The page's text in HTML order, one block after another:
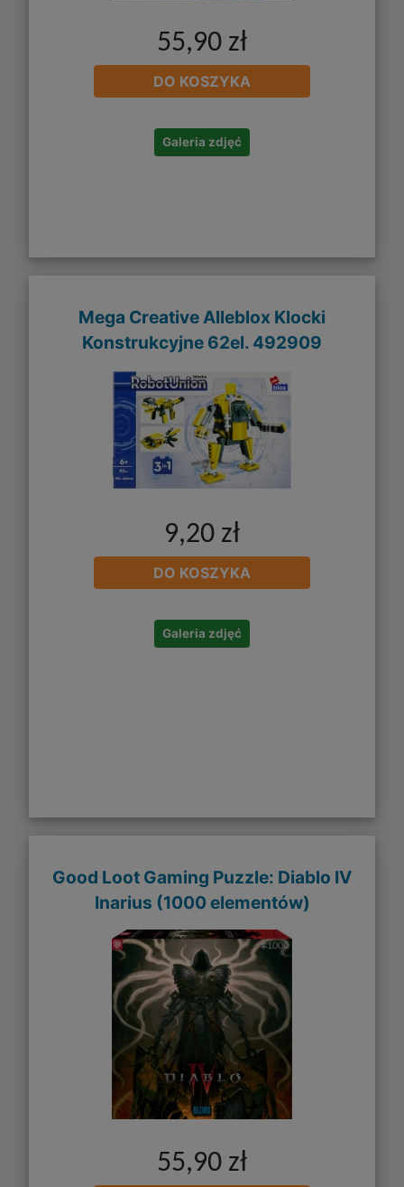
55,90 zł
DO KOSZYKA
Galeria zdjęć
Mega Creative Alleblox Klocki
Konstrukcyjne 62el. 492909
9,20 zł
DO KOSZYKA
Galeria zdjęć
Good Loot Gaming Puzzle: Diablo IV
Inarius (1000 elementów)
55,90 zł